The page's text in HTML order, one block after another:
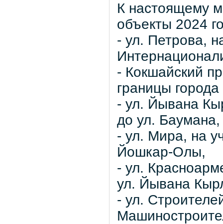
К настоящему
объекты 2024
- ул. Петрова,
- Кокшайский
границы
- ул. Йывана
до ул. Баумана,
- ул. Мира, на
Йошкар-Олы,
- ул.
ул. Йывана
- ул.